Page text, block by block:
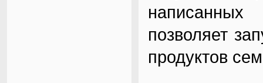
позволяет
продуктов